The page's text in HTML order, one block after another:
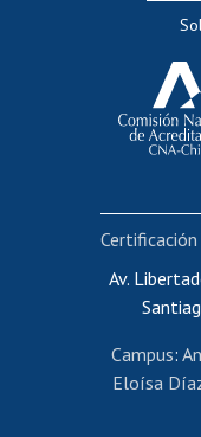
Av.
Campus:
Eloísa